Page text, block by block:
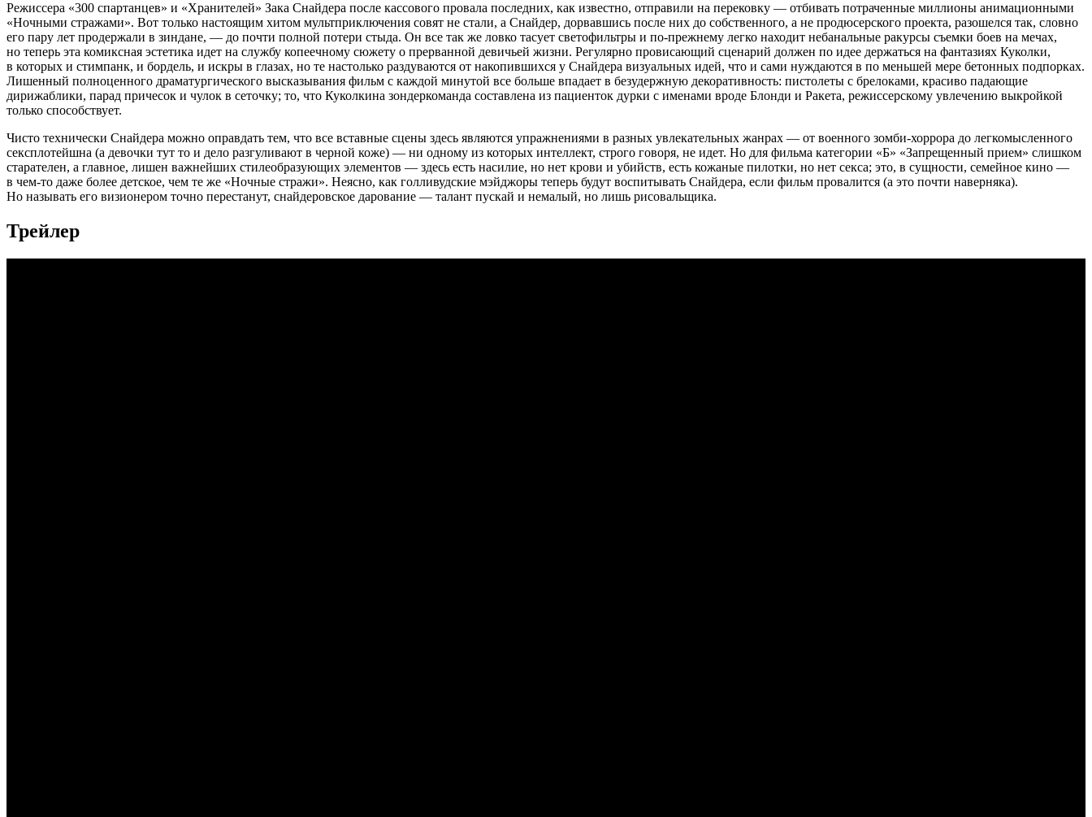
Режиссера «300 спартанцев» и «Хранителей» Зака Снайдера после кассового провала последних, как известно, отправили на перековку — отбивать потраченные миллионы анимационными
«Ночными стражами». Вот только настоящим хитом мультприключения совят не стали, а Снайдер, дорвавшись после них до собственного, а не продюсерского проекта, разошелся так, словно
его пару лет продержали в зиндане, — до почти полной потери стыда. Он все так же ловко тасует светофильтры и по-прежнему легко находит небанальные ракурсы съемки боев на мечах,
но теперь эта комиксная эстетика идет на службу копеечному сюжету о прерванной девичьей жизни. Регулярно провисающий сценарий должен по идее держаться на фантазиях Куколки,
в которых и стимпанк, и бордель, и искры в глазах, но те настолько раздуваются от накопившихся у Снайдера визуальных идей, что и сами нуждаются в по меньшей мере бетонных подпорках.
Лишенный полноценного драматургического высказывания фильм с каждой минутой все больше впадает в безудержную декоративность: пистолеты с брелоками, красиво падающие
дирижаблики, парад причесок и чулок в сеточку; то, что Куколкина зондеркоманда составлена из пациенток дурки с именами вроде Блонди и Ракета, режиссерскому увлечению выкройкой
только способствует.
Чисто технически Снайдера можно оправдать тем, что все вставные сцены здесь являются упражнениями в разных увлекательных жанрах — от военного зомби-хоррора до легкомысленного
сексплотейшна (а девочки тут то и дело разгуливают в черной коже) — ни одному из которых интеллект, строго говоря, не идет. Но для фильма категории «Б» «Запрещенный прием» слишком
старателен, а главное, лишен важнейших стилеобразующих элементов — здесь есть насилие, но нет крови и убийств, есть кожаные пилотки, но нет секса; это, в сущности, семейное кино —
в чем-то даже более детское, чем те же «Ночные стражи». Неясно, как голливудские мэйджоры теперь будут воспитывать Снайдера, если фильм провалится (а это почти наверняка).
Но называть его визионером точно перестанут, снайдеровское дарование — талант пускай и немалый, но лишь рисовальщика.
Трейлер